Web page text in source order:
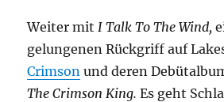
Weiter mit I Talk To The Wind,
gelungenen Rückgriff auf
Crimson und deren
The Crimson King.Es geht